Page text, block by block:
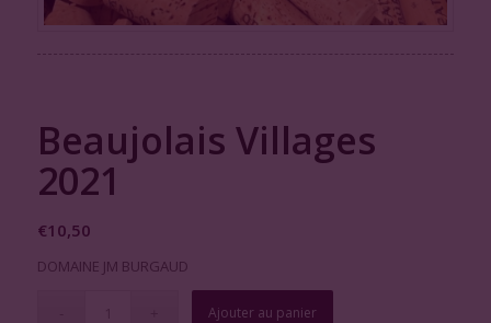
Beaujolais Villages
2021
€10,50
DOMAINE JM BURGAUD
Ajouter au panier